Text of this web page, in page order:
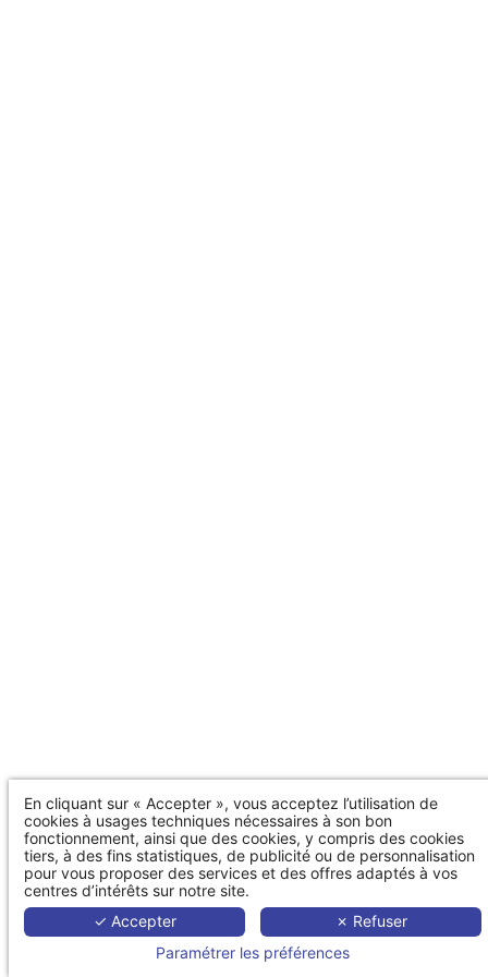
En cliquant sur « Accepter », vous acceptez l’utilisation de
cookies à usages techniques nécessaires à son bon
fonctionnement, ainsi que des cookies, y compris des cookies
tiers, à des fins statistiques, de publicité ou de personnalisation
pour vous proposer des services et des offres adaptés à vos
centres d’intérêts sur notre site.
✓ Accepter
✗ Refuser
Paramétrer les préférences